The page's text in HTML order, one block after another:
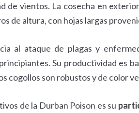
de vientos. La cosecha en
de altura, con hojas largas
al ataque de plagas y
Su productividad es
cogollos son robustos y de color
de la Durban Poison es su